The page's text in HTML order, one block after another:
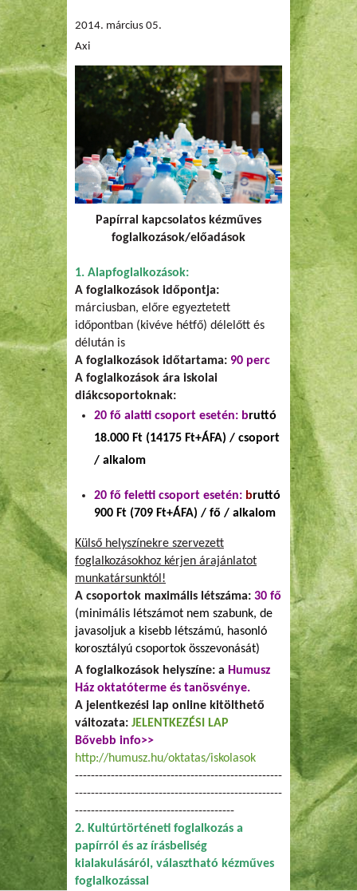
2014. március 05.
Axi
Papírral kapcsolatos kézműves
foglalkozások/előadások
1. Alapfoglalkozások:
A foglalkozások időpontja:
márciusban, előre egyeztetett
időpontban (kivéve hétfő) délelőtt és
délután is
A foglalkozások időtartama: 90 perc
A foglalkozások ára iskolai
diákcsoportoknak:
20 fő alatti csoport esetén: bruttó
18.000 Ft (14175 Ft+ÁFA) / csoport
/ alkalom
20 fő feletti csoport esetén: bruttó
900 Ft (709 Ft+ÁFA) / fő / alkalom
Külső helyszínekre szervezett
foglalkozásokhoz kérjen árajánlatot
munkatársunktól!
A csoportok maximális létszáma: 30 fő
(minimális létszámot nem szabunk, de
javasoljuk a kisebb létszámú, hasonló
korosztályú csoportok összevonását)
A foglalkozások helyszíne: a Humusz
Ház oktatóterme és tanösvénye.
A jelentkezési lap online kitölthető
változata: JELENTKEZÉSI LAP
Bővebb info>>
http://humusz.hu/oktatas/iskolasok
----------------------------------------------------
----------------------------------------------------
----------------------------------------
2. Kultúrtörténeti foglalkozás a
papírról és az írásbeliség
kialakulásáról, választható kézműves
foglalkozással